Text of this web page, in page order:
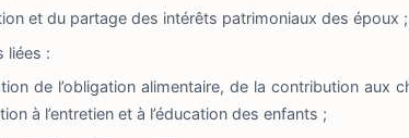
et du partage des intérêts patrimoniaux des époux ;
liées :
de l’obligation alimentaire, de la contribution aux
à l’entretien et à l’éducation des enfants ;